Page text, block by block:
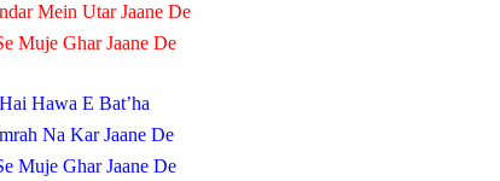
Mein Utar Jaane De
Muje Ghar Jaane De
Hawa E Bat’ha
Na Kar Jaane De
Muje Ghar Jaane De